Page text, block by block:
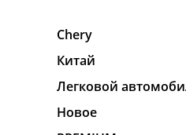
Chery
Китай
Легковой
Hовое